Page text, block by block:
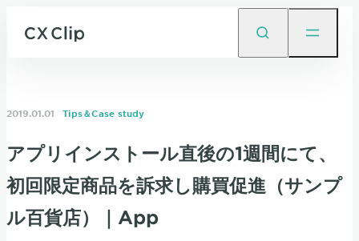
2019.01.01 Tips＆Case study
アプリインストール直後の1週間にて、
初回限定商品を訴求し購買促進（サンプ
ル百貨店）｜App